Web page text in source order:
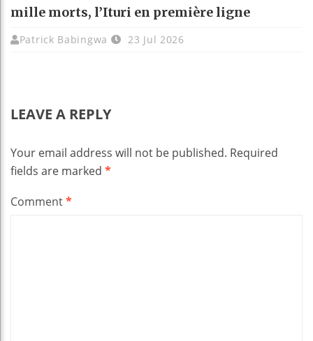
mille morts, l’Ituri en première ligne
Patrick Babingwa 23 Jul 2026
LEAVE A REPLY
Your email address will not be published. Required
fields are marked *
Comment*